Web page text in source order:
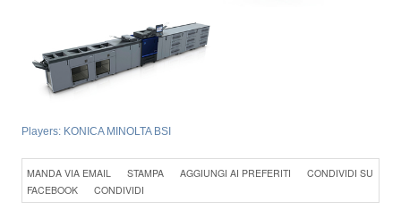
Players: KONICA MINOLTA BSI
MANDA VIA EMAIL STAMPA AGGIUNGI AI PREFERITI
CONDIVIDI SU
FACEBOOK
CONDIVIDI
Konica Minolta presenta
Specim RETEX
riferimento a livello globale
nelle soluzioni di imaging,